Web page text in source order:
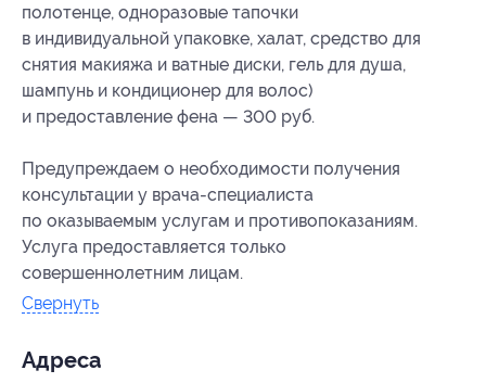
полотенце, одноразовые тапочки
в индивидуальной упаковке, халат, средство для
снятия макияжа и ватные диски, гель для душа,
шампунь и кондиционер для волос)
и предоставление фена — 300 руб.
Предупреждаем о необходимости получения
консультации у врача-специалиста
по оказываемым услугам и противопоказаниям.
Услуга предоставляется только
совершеннолетним лицам.
Свернуть
Адресa